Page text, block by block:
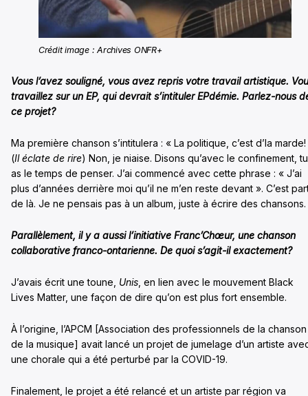
Crédit image : Archives ONFR+
Vous l’avez souligné, vous avez repris votre travail artistique.
travaillez sur un EP, qui devrait s’intituler EPdémie. Parlez-nous
ce projet?
Ma première chanson s’intitulera : « La politique, c’est d’la marde!
(Il éclate de rire) Non, je niaise. Disons qu’avec le confinement, tu
as le temps de penser. J’ai commencé avec cette phrase : « J’ai
plus d’années derrière moi qu’il ne m’en reste devant ». C’est
de là. Je ne pensais pas à un album, juste à écrire des chansons.
Parallèlement, il y a aussi l’initiative Franc’Chœur, une chanson
collaborative franco-ontarienne. De quoi s’agit-il exactement?
J’avais écrit une toune, Unis , en lien avec le mouvement Black
Lives Matter, une façon de dire qu’on est plus fort ensemble.
À l’origine, l’APCM [Association des professionnels de la
de la musique] avait lancé un projet de jumelage d’un artiste
une chorale qui a été perturbé par la COVID-19.
Finalement, le projet a été relancé et un artiste par région va